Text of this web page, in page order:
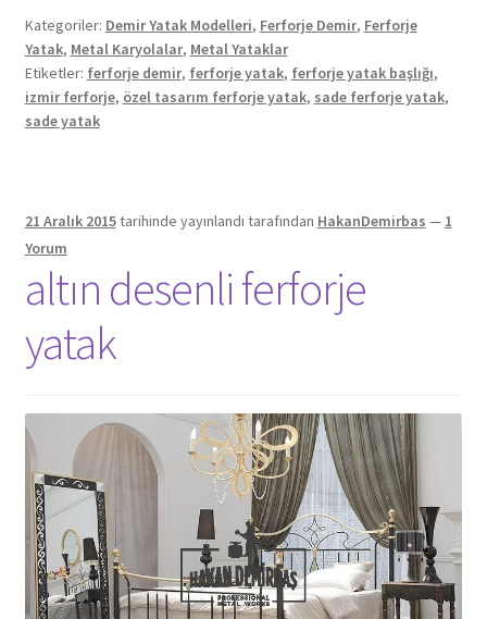
Kategoriler: Demir Yatak Modelleri, Ferforje Demir, Ferforje
Yatak, Metal Karyolalar, Metal Yataklar
Etiketler: ferforje demir, ferforje yatak, ferforje yatak başlığı,
izmir ferforje, özel tasarım ferforje yatak, sade ferforje yatak,
sade yatak
21 Aralık 2015tarihinde yayınlandı tarafından HakanDemirbas — 1
Yorum
altın desenli ferforje
yatak